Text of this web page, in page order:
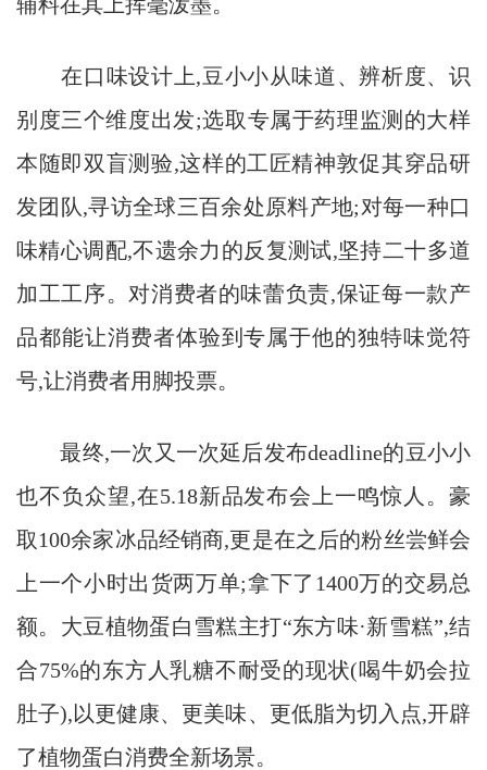
在口味设计上,豆小小从味道、辨析度、识
别度三个维度出发;选取专属于药理监测的大样
本随即双盲测验,这样的工匠精神敦促其穿品研
发团队,寻访全球三百余处原料产地;对每一种口
味精心调配,不遗余力的反复测试,坚持二十多道
加工工序。对消费者的味蕾负责,保证每一款产
品都能让消费者体验到专属于他的独特味觉符
号,让消费者用脚投票。
最终,一次又一次延后发布deadline的豆小小
也不负众望,在5.18新品发布会上一鸣惊人。豪
取100余家冰品经销商,更是在之后的粉丝尝鲜会
上一个小时出货两万单;拿下了1400万的交易总
额。大豆植物蛋白雪糕主打“东方味·新雪糕”,结
合75%的东方人乳糖不耐受的现状(喝牛奶会拉
肚子),以更健康、更美味、更低脂为切入点,开辟
了植物蛋白消费全新场景。